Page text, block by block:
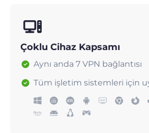
Çoklu Cihaz Kapsamı
Aynı anda 7 VPN bağlantısı
Tüm işletim sistemleri için